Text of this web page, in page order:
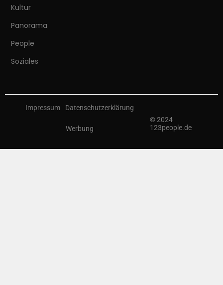
Kultur
Panorama
People
Soziales
© 2024
123people.de
Impressum Datenschutzerklärung
Werbung